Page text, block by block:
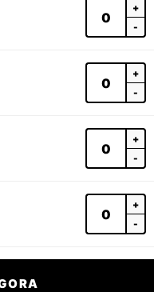
+
-
+
-
+
-
+
-